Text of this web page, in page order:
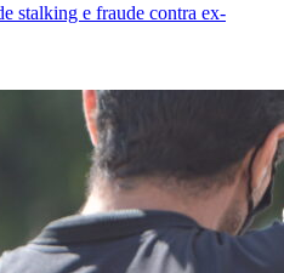
stalking e fraude contra ex-